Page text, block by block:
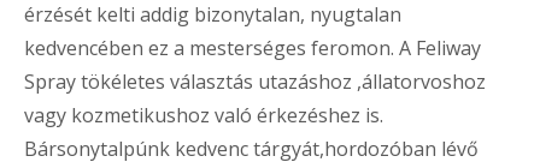
érzését kelti addig bizonytalan, nyugtalan
kedvencében ez a mesterséges feromon. A Feliway
Spray tökéletes választás utazáshoz ,állatorvoshoz
vagy kozmetikushoz való érkezéshez is.
Bársonytalpúnk kedvenc tárgyát,hordozóban lévő